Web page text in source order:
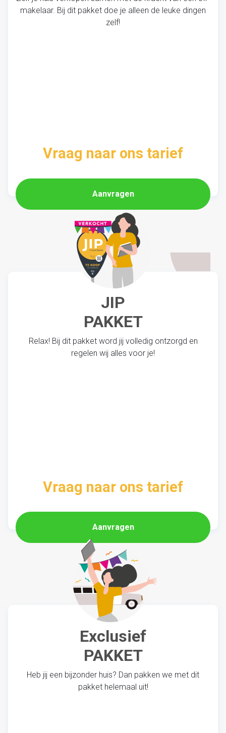
makelaar. Bij dit pakket doe je alleen de leuke dingen
zelf!
Vraag naar ons tarief
Aanvragen
JIP
PAKKET
Relax! Bij dit pakket word jij volledig ontzorgd en
regelen wij alles voor je!
Vraag naar ons tarief
Aanvragen
Exclusief
PAKKET
Heb jij een bijzonder huis? Dan pakken we met dit
pakket helemaal uit!